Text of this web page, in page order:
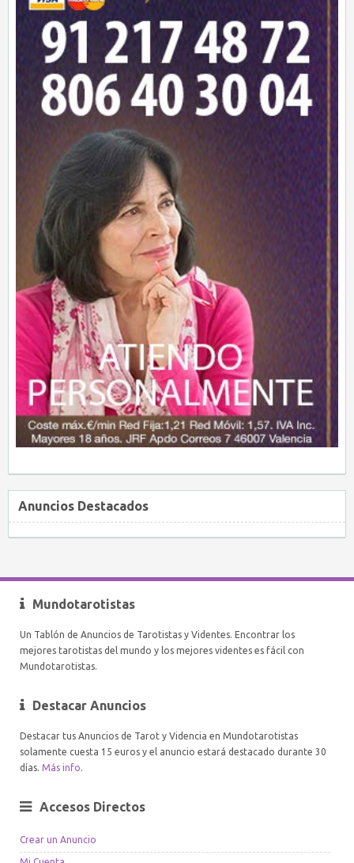
Anuncios Destacados
Mundotarotistas
Un Tablón de Anuncios de Tarotistas y Videntes. Encontrar los
mejores tarotistas del mundo y los mejores videntes es fácil con
Mundotarotistas.
Destacar Anuncios
Destacar tus Anuncios de Tarot y Videncia en Mundotarotistas
solamente cuesta 15 euros y el anuncio estará destacado durante 30
días. Más info.
Accesos Directos
Crear un Anuncio